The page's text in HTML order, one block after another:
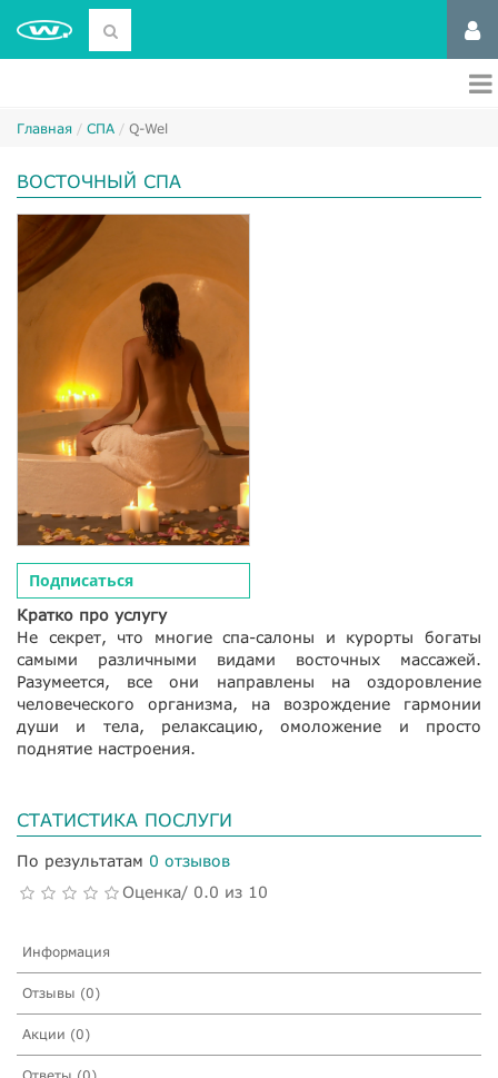
Главная СПА Q-Wel
ВОСТОЧНЫЙ СПА
Подписаться
Кратко про услугу
Не секрет, что многие спа-салоны и курорты богаты
самыми различными видами восточных массажей.
Разумеется, все они направлены на оздоровление
человеческого организма, на возрождение гармонии
души и тела, релаксацию, омоложение и просто
поднятие настроения.
СТАТИСТИКА ПОСЛУГИ
По результатам 0 отзывов
Оценка/ 0.0 из 10
Информация
Отзывы (0)
Акции (0)